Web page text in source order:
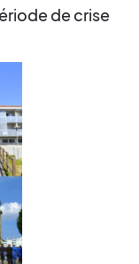
de crise